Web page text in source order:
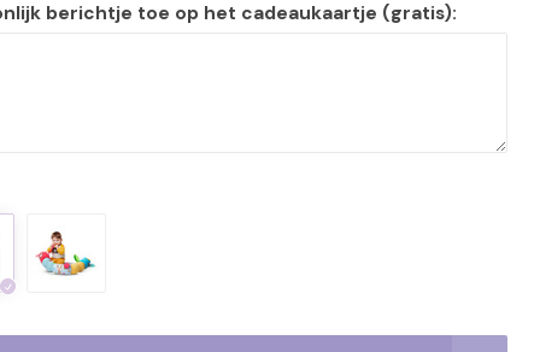
berichtje toe op het cadeaukaartje (gratis):